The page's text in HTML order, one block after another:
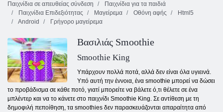
Παιχνίδια σε απευθείας σύνδεση
Παιχνίδια για τα παιδιά
Παιχνίδια Επιδεξιότητας
Μαγείρεμα Οθόνη αφής
Html5
Android
Γρήγορο μαγείρεμα
Βασιλιάς Smoothie
Smoothie King
Υπάρχουν πολλά ποτά, αλλά δεν είναι όλα υγιεινά.
Υπό αυτή την έννοια, ένα smoothie μπορεί να δώσει
το προβάδισμα σε κάθε ποτό, γιατί μπορείτε να βάλετε ό,τι θέλετε σε ένα
μπλέντερ και να το κάνετε στο παιχνίδι Smoothie King. Σε αντίθεση με τη
δημοφιλή πεποίθηση, τα smoothies δεν παρασκευάζονται απαραίτητα από